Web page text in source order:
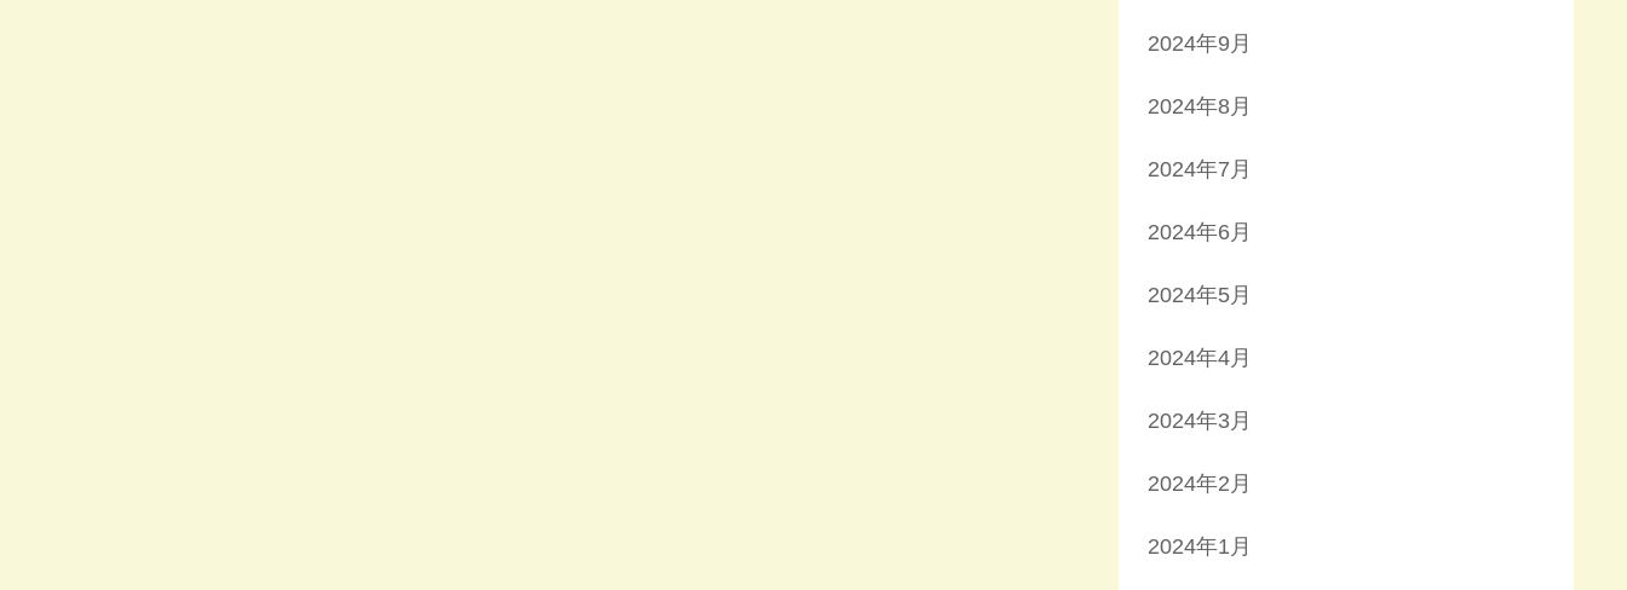
2024年9月
2024年8月
2024年7月
2024年6月
2024年5月
2024年4月
2024年3月
2024年2月
2024年1月